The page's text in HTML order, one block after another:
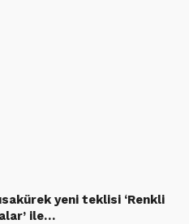
yeni teklisi ‘Renkli
ile…